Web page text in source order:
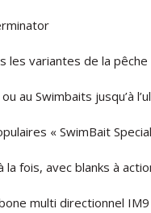
les variantes de la pêche
au Swimbaits jusqu’à
« SwimBait
fois, avec blanks à
multi directionnel IM9